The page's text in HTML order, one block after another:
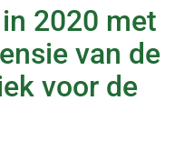
2020 met
van de
voor de